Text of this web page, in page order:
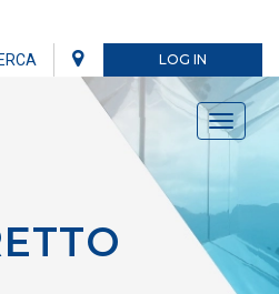
LOG IN
Toggle